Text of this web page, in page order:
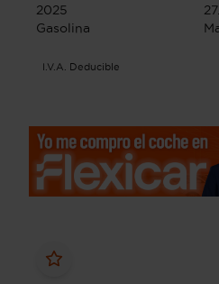
2025
Gasolina
I.V.A. Deducible